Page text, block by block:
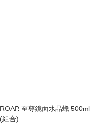
ROAR 至尊鏡面水晶蠟 500ml
(組合)